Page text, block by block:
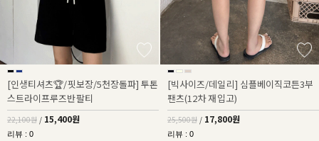
[인생티셔츠🏆/핏보장/5천장돌파] 투톤
스트라이프루즈반팔티
22,100원 / 15,400원
리뷰 : 0
[빅사이즈/데일리] 심플베이직코튼3부
팬츠(12차 재입고)
25,500원 / 17,800원
리뷰 : 0